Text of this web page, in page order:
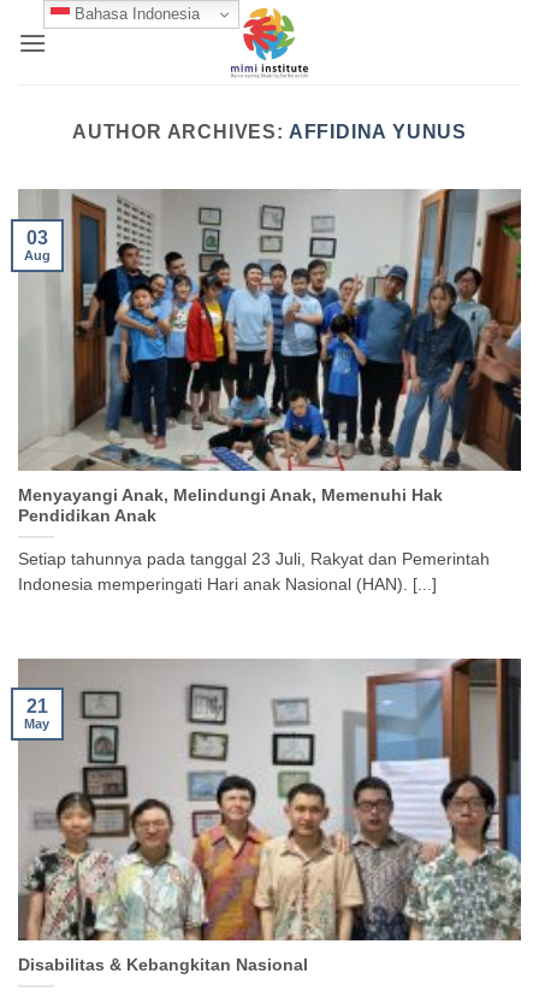
AUTHOR ARCHIVES: AFFIDINA YUNUS
Menyayangi Anak, Melindungi Anak, Memenuhi Hak
Pendidikan Anak
Setiap tahunnya pada tanggal 23 Juli, Rakyat dan Pemerintah
Indonesia memperingati Hari anak Nasional (HAN). [...]
03
Aug
Disabilitas & Kebangkitan Nasional
21
May
Bahasa Indonesia